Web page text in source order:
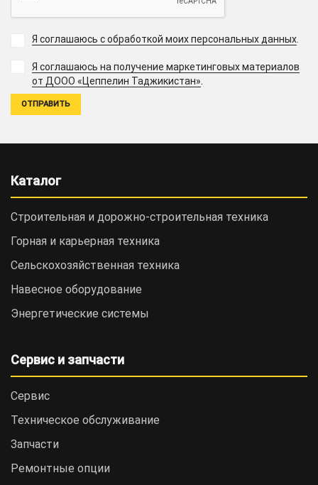
Я соглашаюсь с обработкой моих персональных данных.
Я соглашаюсь на получение маркетинговых материалов
от ДООО «Цеппелин Таджикистан».
Каталог
Строительная и дорожно-cтроительная техника
Горная и карьерная техника
Сельскохозяйственная техника
Навесное оборудование
Энергетические системы
Сервис и запчасти
Сервис
Техническое обслуживание
Запчасти
Ремонтные опции